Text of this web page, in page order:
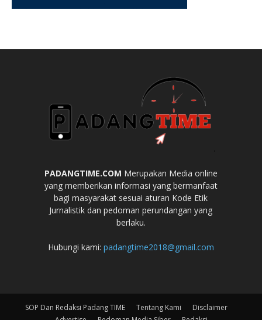
PADANGTIME.COM Merupakan Media online
yang memberikan informasi yang bermanfaat
bagi masyarakat sesuai aturan Kode Etik
Jurnalistik dan pedoman perundangan yang
berlaku.
Hubungi kami: padangtime2018@gmail.com
SOP Dan Redaksi Padang TIME Tentang Kami
Disclaimer